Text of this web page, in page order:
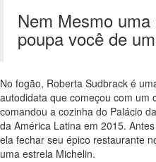
Nem Mesmo
poupa você de
No fogão, Roberta Sudbrack é
autodidata que começou com um
comandou a cozinha do Palácio
da América Latina em 2015.
ela fechar seu épico restaurante
uma estrela Michelin.